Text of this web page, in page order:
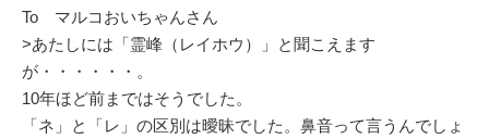
To マルコおいちゃんさん
>あたしには「霊峰（レイホウ）」と聞こえます
が・・・・・・。
10年ほど前まではそうでした。
「ネ」と「レ」の区別は曖昧でした。鼻音って言うんでしょ